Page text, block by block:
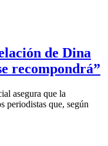
de Dina
recompondrá”
asegura que la
periodistas que, según